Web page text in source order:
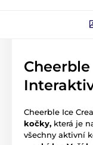
Cheerble Ice
kočky, která je
všechny aktivní